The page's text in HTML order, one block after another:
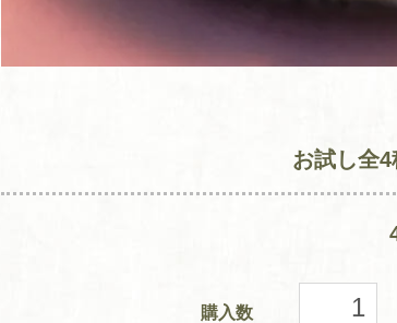
お試し全
購入数